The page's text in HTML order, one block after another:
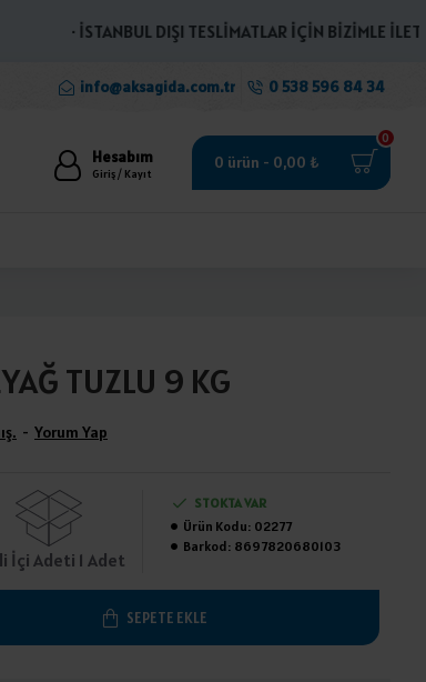
· İSTANBUL DIŞI TESLİMATLAR İÇİN BİZİMLE
info@aksagida.com.tr 0 538 596 84 34
Hesabım
Giriş / Kayıt
0 ürün - 0,00 ₺
0
TUZLU 9 KG
- Yorum Yap
İçi Adeti 1 Adet
STOKTA VAR
Ürün Kodu: 02277
Barkod: 8697820680103
SEPETE EKLE